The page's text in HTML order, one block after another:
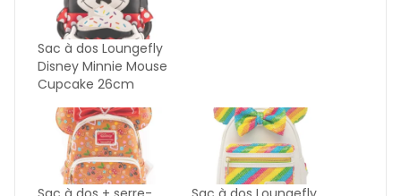
Sac à dos Loungefly
Disney Minnie Mouse
Cupcake 26cm